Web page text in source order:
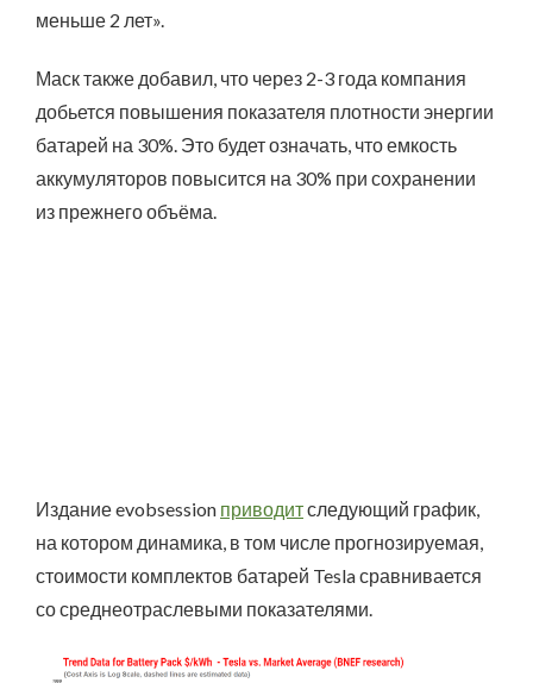
меньше 2 лет».
Маск также добавил, что через 2-3 года компания
добьется повышения показателя плотности энергии
батарей на 30%. Это будет означать, что емкость
аккумуляторов повысится на 30% при сохранении
из прежнего объёма.
Издание evobsession приводитследующий график,
на котором динамика, в том числе прогнозируемая,
стоимости комплектов батарей Tesla сравнивается
со среднеотраслевыми показателями.